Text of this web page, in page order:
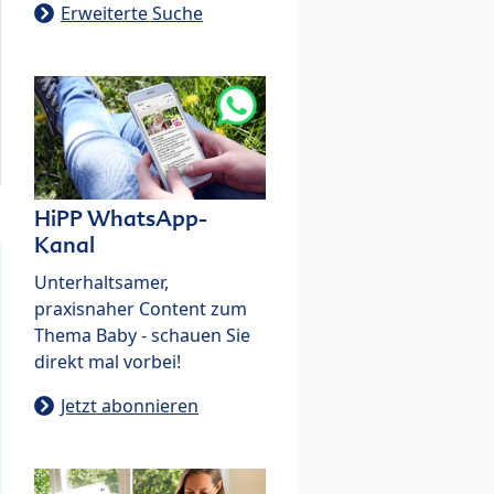
Erweiterte Suche
HiPP WhatsApp-
Kanal
Unterhaltsamer,
praxisnaher Content zum
Thema Baby - schauen Sie
direkt mal vorbei!
Jetzt abonnieren